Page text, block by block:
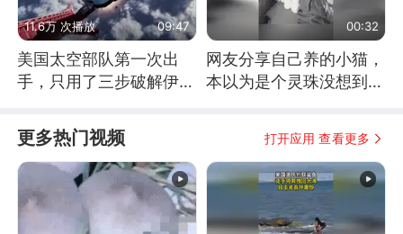
11.6万 次播放 09:47
美国太空部队第一次出
手，只用了三步破解伊朗
00:32
网友分享自己养的小猫，
本以为是个灵珠没想到是
更多热门视频 打开应用 查看更多